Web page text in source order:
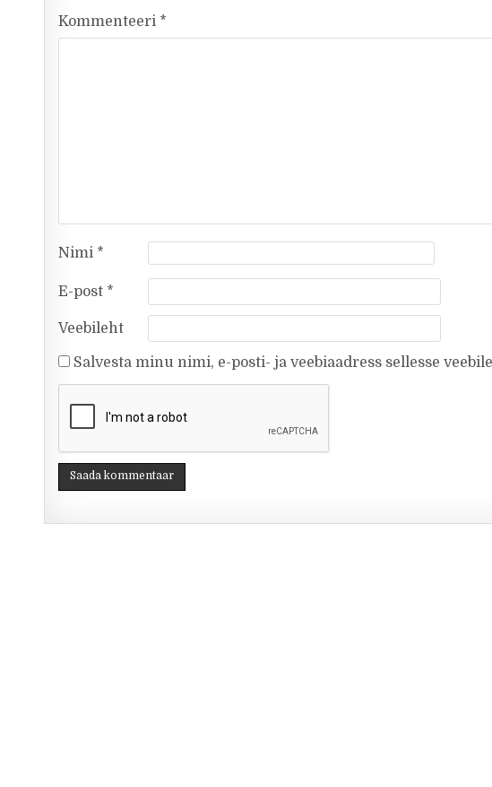
Kommenteeri *
Nimi *
E-post *
Veebileht
Salvesta minu nimi, e-posti- ja veebiaadress sellesse